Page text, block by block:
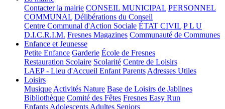
Contacter la mairie CONSEIL MUNICIPAL PERSONNEL
COMMUNAL Délibérations du Conseil
Centre Communal d'Action Sociale ÉTAT CIVIL P L U
D.I.C.R.I.M. Fresnes Magazines Communauté de Communes
Enfance et Jeunesse
Petite Enfance Garderie École de Fresnes
Restauration Scolaire Scolarité Centre de Loisirs
LAEP - Lieu d'Accueil Enfant Parents Adresses Utiles
Loisirs
Musique Activités Nature Base de Loisirs de Jablines
Bibliothèque Comité des Fêtes Fresnes Easy Run
Enfants Adolescents Adultes Seniors